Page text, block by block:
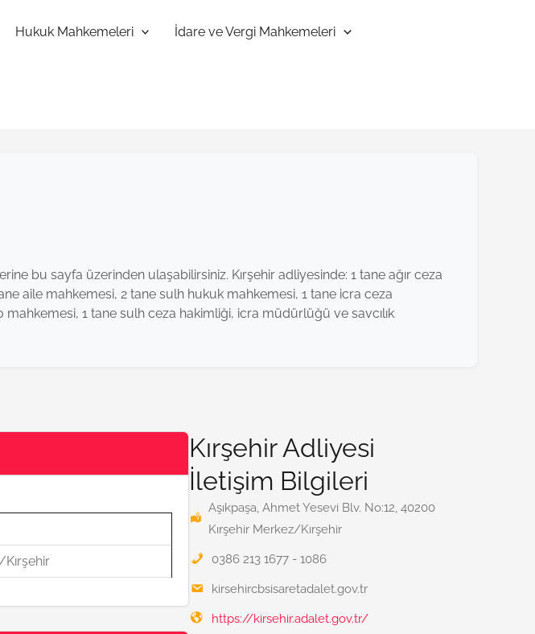
Hukuk Mahkemeleri İdare ve Vergi Mahkemeleri
bu sayfa üzerinden ulaşabilirsiniz. Kırşehir adliyesinde: 1 tane ağır ceza
aile mahkemesi, 2 tane sulh hukuk mahkemesi, 1 tane icra ceza
1 tane sulh ceza hakimliği, icra müdürlüğü ve savcılık
Kırşehir Adliyesi
İletişim Bilgileri
Aşıkpaşa, Ahmet Yesevi Blv. No:12, 40200
Kırşehir Merkez/Kırşehir
0386 213 1677 - 1086
kirsehircbsisaretadalet.gov.tr
https://kirsehir.adalet.gov.tr/